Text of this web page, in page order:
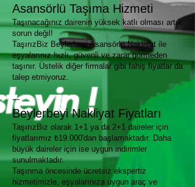
Asansörlü Taşıma Hizmeti
Taşınacağınız dairenin yüksek katlı olması artık
sorun değil!
TaşırızBiz Beylerbeyi Asansörlü Nakliyat ile
eşyalarınız hızlı, güvenli ve zarar görmeden
taşınır. Üstelik diğer firmalar gibi fahiş fiyatlar da
talep etmiyoruz.
---
Beylerbeyi Nakliyat Fiyatları
TaşırızBiz olarak 1+1 ya da 2+1 daireler için
fiyatlarımız ₺19.000'dan başlamaktadır. Daha
büyük daireler için ise uygun indirimler
sunulmaktadır.
Taşınma öncesinde ücretsiz ekspertiz
hizmetimizle, eşyalarınıza uygun araç ve